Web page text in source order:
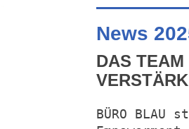
News
DAS
BÜRO